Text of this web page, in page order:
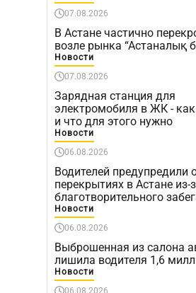
07.08.2026
В Астане частично
возле рынка “Астаналық
Новости
07.08.2026
Зарядная станция для
электромобиля в ЖК - как
и что для этого нужно
Новости
06.08.2026
Водителей предупредили
перекрытиях в Астане из-
благотворительного
Новости
06.08.2026
Выброшенная из салона
лишила водителя 1,6
Новости
06.08.2026